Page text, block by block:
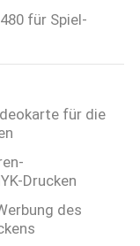
für Spiel-
für die
Drucken
des